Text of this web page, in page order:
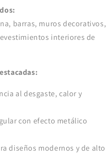
barras, muros decorativos,
interiores de
al desgaste, calor y
con efecto metálico
diseños modernos y de alto